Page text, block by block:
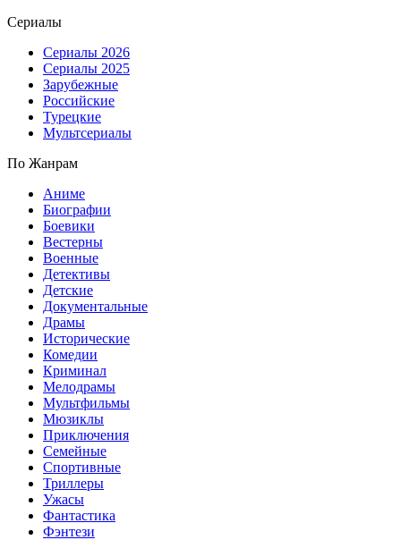
Сериалы
Сериалы 2026
Сериалы 2025
Зарубежные
Российские
Турецкие
Мультсериалы
По Жанрам
Аниме
Биографии
Боевики
Вестерны
Военные
Детективы
Детские
Документальные
Драмы
Исторические
Комедии
Криминал
Мелодрамы
Мультфильмы
Мюзиклы
Приключения
Семейные
Спортивные
Триллеры
Ужасы
Фантастика
Фэнтези